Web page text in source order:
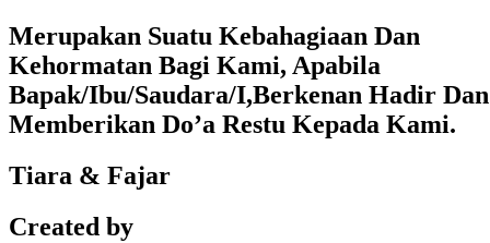
Merupakan Suatu Kebahagiaan Dan
Kehormatan Bagi Kami, Apabila
Bapak/Ibu/Saudara/I,Berkenan Hadir Dan
Memberikan Do’a Restu Kepada Kami.
Tiara & Fajar
Created by